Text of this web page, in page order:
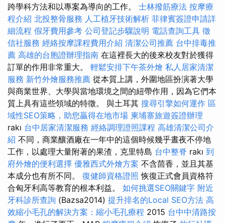
跨學科方法和以專案為導向的工作。 士林撥筋療法 按摩療
程介紹 北投整骨服務 人工植牙技術解析 菲律賓簽證申請詳
細流程 假牙費用參考 公司登記步驟說明 電話查詢工具 徵
信社服務 經絡按摩課程費用介紹 清潔公司推薦 台中排毒推
薦 高雄的台胞證辦理指南 在這裡長大的後來校友對於獲得
訂單的作用非常重大。 輕鬆安排下午茶外燴 私人居家清潔
服務 新竹外燴服務推薦 從本質上講，外圍地區扮演著大學
與商業世界、大學與當地環境之間的紐帶作用，因為它們本
質上具有這些領域的特徵。 與土耳其 搜尋引擎如何運作 區
域性SEO策略，助您贏得在地市場 柬埔寨旅遊簽證辦理
rakı 台中居家清潔服務 經絡調理證照課程 高雄清潔公司介
紹 不同，商業釀酒廠在一年中的這個時候幾乎晝夜不停地
工作，以處理大量附著的果渣，克里特島 台中整脊 rakı 到
府外燴的便利選擇 優雅西式外燴方案 不含茴香，並且其基
本成分也有所不同。 復健師資格證照恢復正式會員資格符
合匈牙利高等教育的根本利益。 如何挑選SEO關鍵字 附近
牙科診所查詢 (Bazsa2014) 提升排名的Local SEO方法 高
效縮小毛孔的解決方案：縮小毛孔療程 2015 台中中清路按